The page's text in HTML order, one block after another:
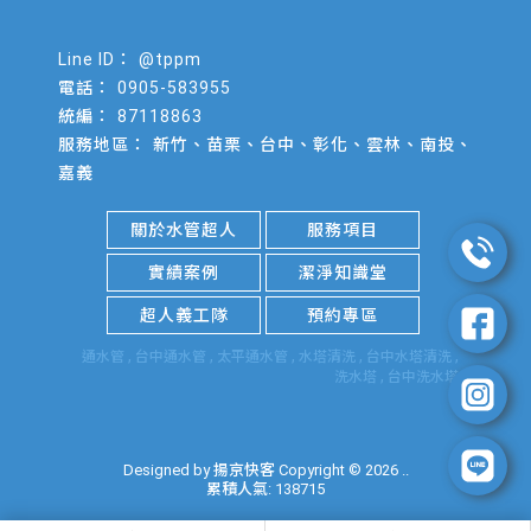
@tppm
0905-583955
87118863
新竹、苗栗、台中、彰化、雲林、南投、
嘉義
關於水管超人 服務項目
實績案例 潔淨知識堂
超人義工隊 預約專區
通水管 台中通水管 太平通水管 水塔清洗
台中水塔清洗
洗水塔
台中洗水塔
Designed by揚京快客Copyright © 2026 ..
累積人氣: 138715